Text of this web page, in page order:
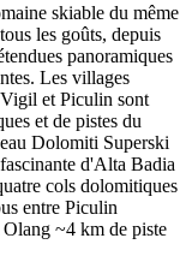
skiable du même
les goûts, depuis
panoramiques
Les villages
et Piculin sont
et de pistes du
Dolomiti Superski
d'Alta Badia
cols dolomitiques
entre Piculin
~4 km de piste